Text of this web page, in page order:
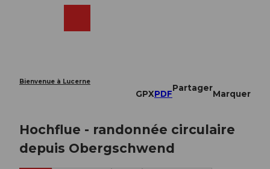
Bienvenue à Lucerne
GPXPDF
Partager
Marquer
Hochflue - randonnée circulaire
depuis Obergschwend